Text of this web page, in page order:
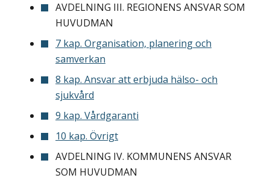
AVDELNING III. REGIONENS ANSVAR SOM
HUVUDMAN
7 kap. Organisation, planering och
samverkan
8 kap. Ansvar att erbjuda hälso- och
sjukvård
9 kap. Vårdgaranti
10 kap. Övrigt
AVDELNING IV. KOMMUNENS ANSVAR
SOM HUVUDMAN